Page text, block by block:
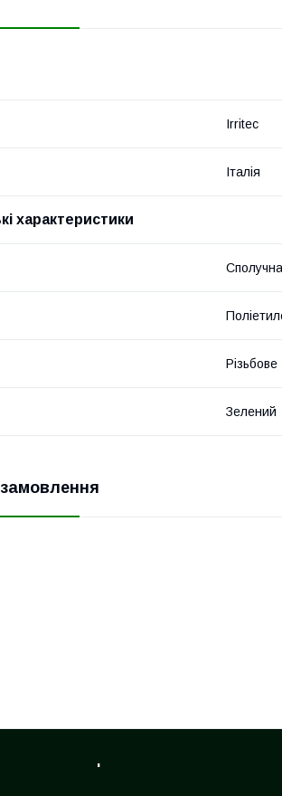
Irritec
Італія
характеристики
Сполучна
Різьбове
Зелений
'